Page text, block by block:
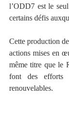
l’ODD7 est le
certains défis
Cette production
actions mises en
même titre que le
font des efforts
renouvelables.